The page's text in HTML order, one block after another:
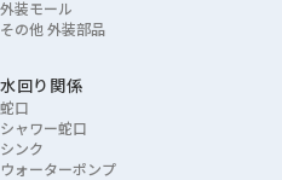
外装モール
その他 外装部品
水回り関係
蛇口
シャワー蛇口
シンク
ウォーターポンプ